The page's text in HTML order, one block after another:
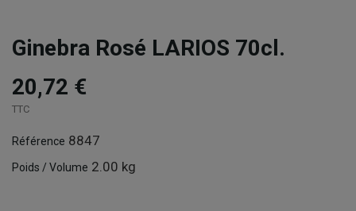
Ginebra Rosé LARIOS 70cl.
20,72 €
TTC
Référence 8847
Poids / Volume 2.00 kg